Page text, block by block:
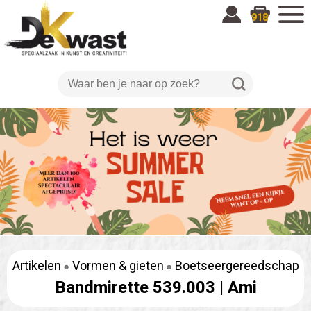
918
Artikelen Vormen & gieten Boetseergereedschap
Bandmirette 539.003 | Ami